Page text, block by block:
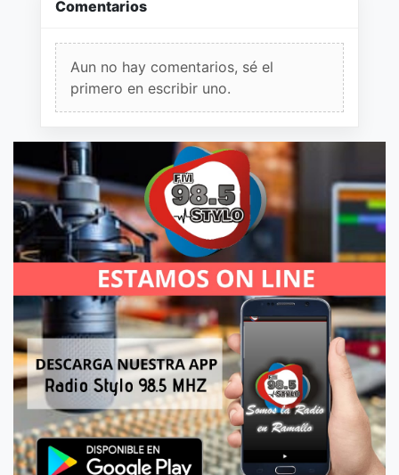
Comentarios
Aun no hay comentarios, sé el
primero en escribir uno.